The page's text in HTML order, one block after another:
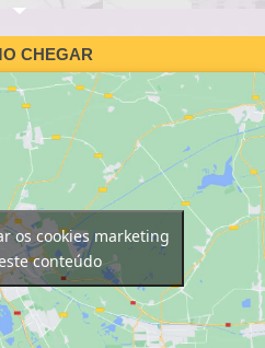
CHEGAR
os cookies marketing
conteúdo